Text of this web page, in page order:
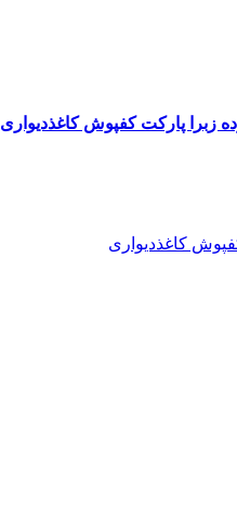
زبرا پارکت کفپوش کاغذدیواری